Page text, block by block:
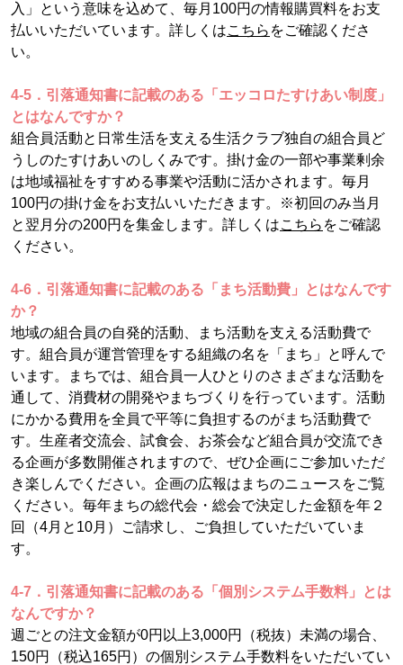
入」という意味を込めて、毎月100円の情報購買料をお支
払いいただいています。詳しくはこちら をご確認くださ
い。
4-5．引落通知書に記載のある「エッコロたすけあい制度」
とはなんですか？
組合員活動と日常生活を支える生活クラブ独自の組合員ど
うしのたすけあいのしくみです。掛け金の一部や事業剰余
は地域福祉をすすめる事業や活動に活かされます。毎月
100円の掛け金をお支払いいただきます。※初回のみ当月
と翌月分の200円を集金します。詳しくはこちら をご確認
ください。
4-6．引落通知書に記載のある「まち活動費」とはなんです
か？
地域の組合員の自発的活動、まち活動を支える活動費で
す。組合員が運営管理をする組織の名を「まち」と呼んで
います。まちでは、組合員一人ひとりのさまざまな活動を
通して、消費材の開発やまちづくりを行っています。活動
にかかる費用を全員で平等に負担するのがまち活動費で
す。生産者交流会、試食会、お茶会など組合員が交流でき
る企画が多数開催されますので、ぜひ企画にご参加いただ
き楽しんでください。企画の広報はまちのニュースをご覧
ください。毎年まちの総代会・総会で決定した金額を年２
回（4月と10月）ご請求し、ご負担していただいていま
す。
4-7．引落通知書に記載のある「個別システム手数料」とは
なんですか？
週ごとの注文金額が0円以上3,000円（税抜）未満の場合、
150円（税込165円）の個別システム手数料をいただいてい